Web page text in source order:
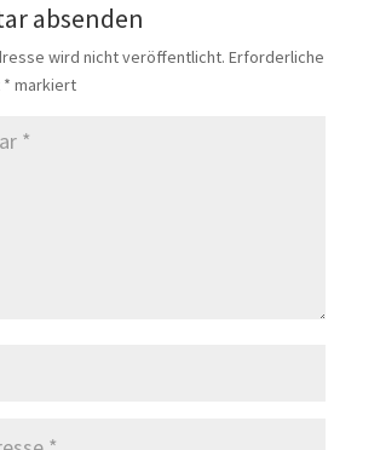
absenden
wird nicht veröffentlicht. Erforderliche
* markiert